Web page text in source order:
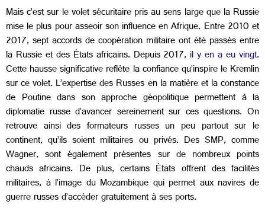
Mais c’est sur le volet sécuritaire pris au sens large que la Russie
mise le plus pour asseoir son influence en Afrique. Entre 2010 et
2017, sept accords de coopération militaire ont été passés entre
la Russie et des États africains. Depuis 2017, il y en a eu vingt.
Cette hausse significative reflète la confiance qu’inspire le Kremlin
sur ce volet. L’expertise des Russes en la matière et la constance
de Poutine dans son approche géopolitique permettent à la
diplomatie russe d’avancer sereinement sur ces questions. On
retrouve ainsi des formateurs russes un peu partout sur le
continent, qu’ils soient militaires ou privés. Des SMP, comme
Wagner, sont également présentes sur de nombreux points
chauds africains. De plus, certains États offrent des facilités
militaires, à l’image du Mozambique qui permet aux navires de
guerre russes d’accéder gratuitement à ses ports.